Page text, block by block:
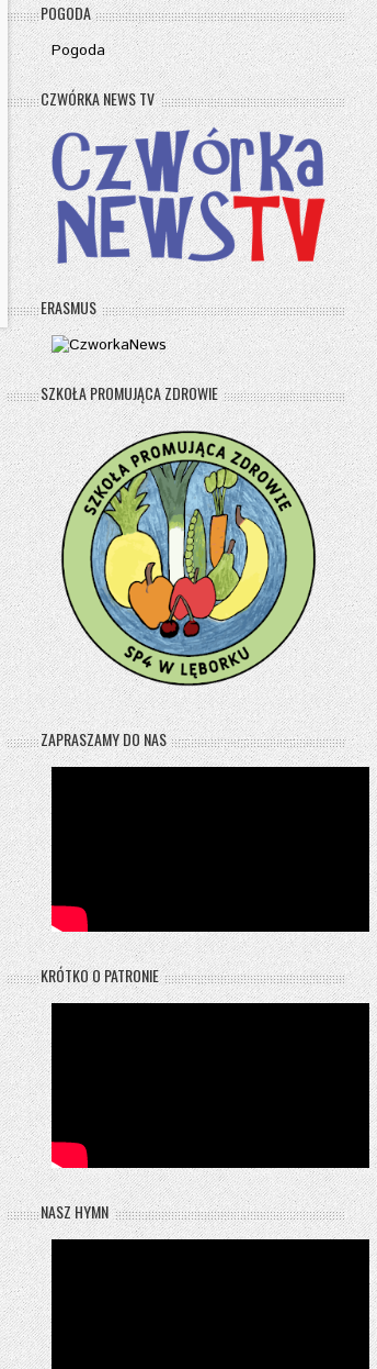
POGODA
Pogoda
CZWÓRKA NEWS TV
ERASMUS
SZKOŁA PROMUJĄCA ZDROWIE
ZAPRASZAMY DO NAS
KRÓTKO O PATRONIE
NASZ HYMN